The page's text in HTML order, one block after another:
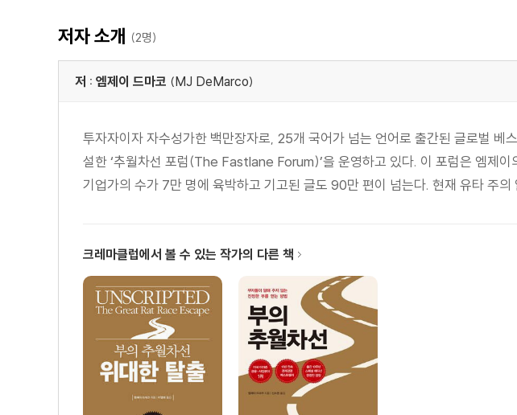
11. 주의분산 : 대중매체가 하는 일
PART 3 새로운 선택 : 각본에서 탈출한 삶
PART 4 각본에서 탈출한 기업가적 기본틀
15. 각본에서 탈출한 기업가적 기본틀
16. 자기를 가두는 3B 감방
19. 신념 ② 영재 속임수 : “난 그걸 별로 잘 하지 못해요”
20. 신념 ③ 소비주의 속임수 : 그것이 얼마나 많은 시간을 잡아먹었는가?
21. 신념 ④ 돈사냥 속임수 : 부자가 되기를 바람으로써 부자가 될 수 있다
22. 신념 ⑤ 제로섬 속임수 : 당신이 부자라서 내가 가난하다
23. 신념 ⑥ 행운아 속임수 : 게임을 뛰지 않으면 승리도 없다
24. 신념 ⑦ 자린고비 속임수 : 돈 아끼며 살다가 돈 쥐고 죽는다
25. 신념 ⑧ 복리 속임수 : 월스트리트는 당신을 부자로 만들어주지 않는다
저자 소개 (2명)
저 : 엠제이 드마코 (MJ DeMarco)
투자자이자 자수성가한 백만장자로, 25개 국어가 넘는 언어로 출간된 글로벌 베
설한 ‘추월차선 포럼(The Fastlane Forum)’을 운영하고 있다. 이 포럼은 엠제
기업가의 수가 7만 명에 육박하고 기고된 글도 90만 편이 넘는다. 현재 유타 주
크레마클럽에서 볼 수 있는 작가의 다른 책